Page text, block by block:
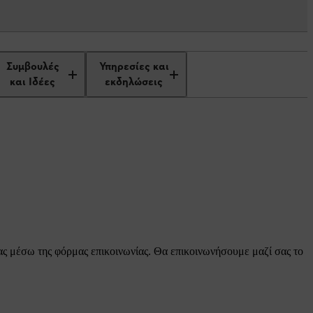
Συμβουλές
και Ιδέες
Υπηρεσίες και
εκδηλώσεις
μέσω της φόρμας επικοινωνίας. Θα επικοινωνήσουμε μαζί σας το